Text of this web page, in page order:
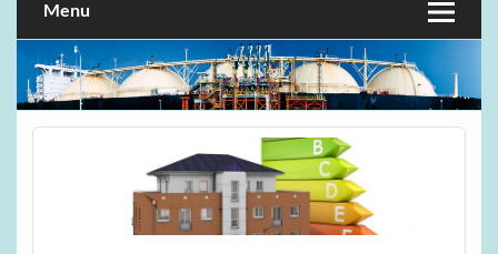
Menu